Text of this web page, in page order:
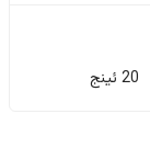
20 ئینج